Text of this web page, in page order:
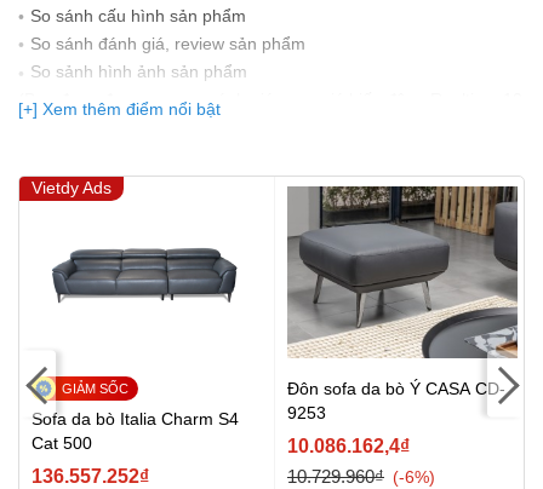
So sánh cấu hình sản phẩm
So sánh đánh giá, review sản phẩm
So sảnh hình ảnh sản phẩm
(Bạn đang được xem so sánh giá, xem giá biến động Realtime 10
lần cập nhật gần nhất)
[+] Xem thêm điểm nổi bật
Vietdy Ads
Sofa da bò Italia Charm S4
Cat 500
136.557.252₫
Đôn sofa da bò Ý CASA CD-
9253
10.086.162,4₫
10.729.960₫
-6%